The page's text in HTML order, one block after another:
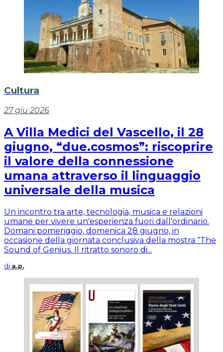
Cultura
27 giu 2026
A Villa Medici del Vascello, il 28
giugno, “due.cosmos”: riscoprire
il valore della connessione
umana attraverso il linguaggio
universale della musica
Un incontro tra arte, tecnologia, musica e relazioni
umane per vivere un'esperienza fuori dall'ordinario.
Domani pomeriggio, domenica 28 giugno, in
occasione della giornata conclusiva della mostra “The
Sound of Genius. Il ritratto sonoro di...
di a.p.